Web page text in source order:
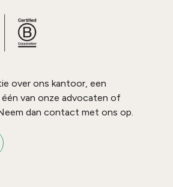
over ons kantoor, een
één van onze advocaten of
dan contact met ons op.